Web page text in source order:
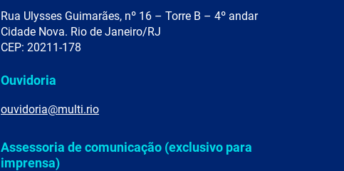
Rua Ulysses Guimarães, nº 16 – Torre B – 4º andar
Cidade Nova. Rio de Janeiro/RJ
CEP: 20211-178
Ouvidoria
ouvidoria@multi.rio
Assessoria de comunicação (exclusivo para
imprensa)